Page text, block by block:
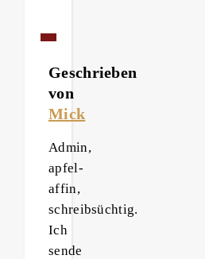
Geschrieben
von
Mick
Admin,
apfel-
affin,
schreibsüchtig.
Ich
sende